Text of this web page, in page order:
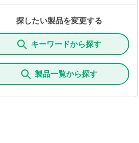
探したい製品を変更する
キーワードから探す
製品一覧から探す